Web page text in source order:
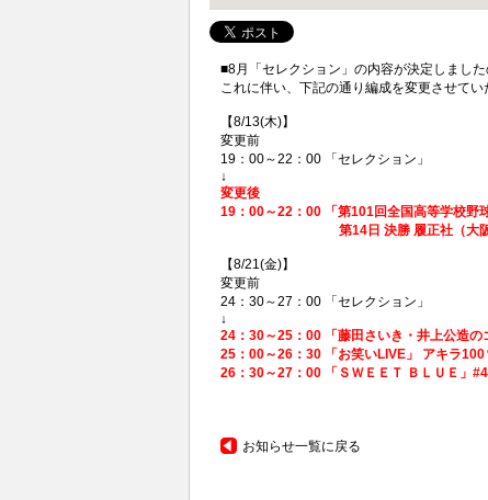
■8月「セレクション」の内容が決定しまし
これに伴い、下記の通り編成を変更させてい
【8/13(木)】
変更前
19：00～22：00 「セレクション」
↓
変更後
19：00～22：00 「第101回全国高等学校野
第14日 決勝 履正社（大阪）-
【8/21(金)】
変更前
24：30～27：00 「セレクション」
↓
24：30～25：00 「藤田さいき・井上公造の
25：00～26：30 「お笑いLIVE」 アキラ100
26：30～27：00 「ＳＷＥＥＴ ＢＬＵＥ」
お知らせ一覧に戻る